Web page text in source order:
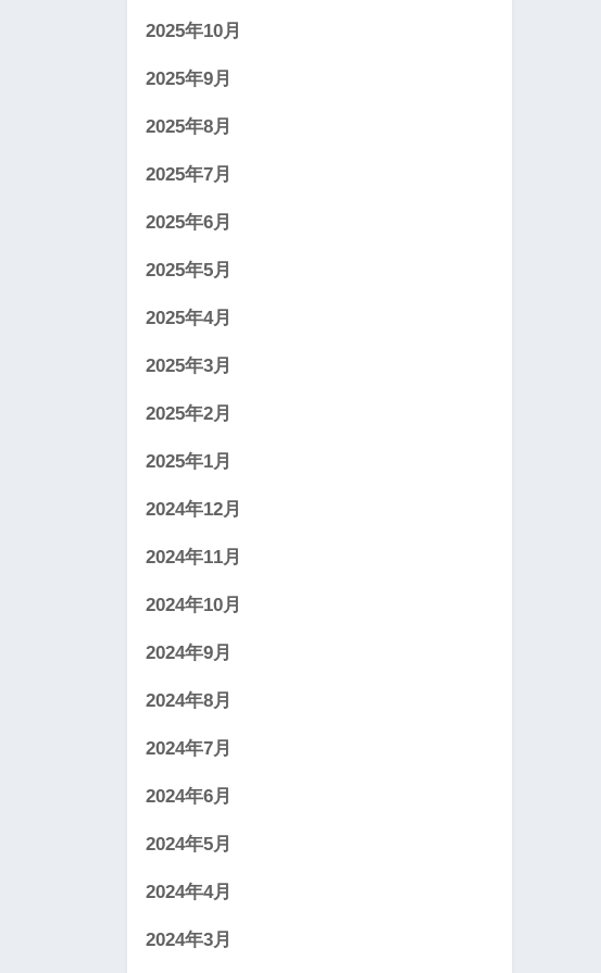
2025年10月
2025年9月
2025年8月
2025年7月
2025年6月
2025年5月
2025年4月
2025年3月
2025年2月
2025年1月
2024年12月
2024年11月
2024年10月
2024年9月
2024年8月
2024年7月
2024年6月
2024年5月
2024年4月
2024年3月